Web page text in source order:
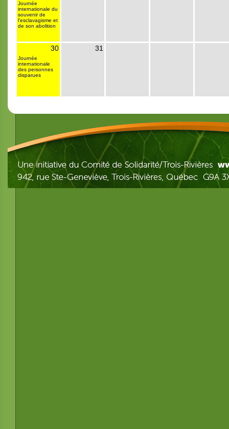
Journée
internationale du
souvenir de
l'esclavagisme et
de son abolition
30
Journée
internationale
des personnes
disparues
31